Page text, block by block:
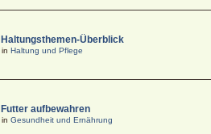
Haltungsthemen-Überblick
inHaltung und Pflege
Futter aufbewahren
inGesundheit und Ernährung